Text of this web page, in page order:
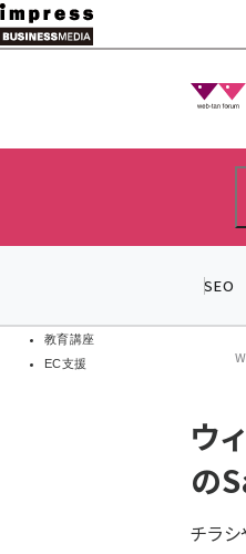
メ
イ
教育講座
EC支援
SEO
ン
く
ず
ウ
の
チラ